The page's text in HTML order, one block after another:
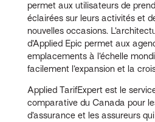
permet aux utilisateurs de
éclairées sur leurs activités et
nouvelles occasions.
d’Applied Epic permet aux
emplacements à l’échelle
facilement l’expansion et la
Applied TarifExpert est le
comparative du Canada pour
d’assurance et les assureurs